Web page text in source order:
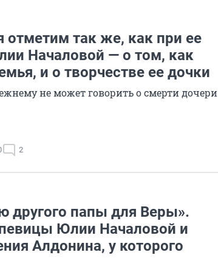
отметим так же, как при ее
Началовой — о том, как
и о творчестве ее дочки
не может говорить о смерти дочери
2
другого папы для Веры».
Юлии Началовой и
Алдонина, у которого